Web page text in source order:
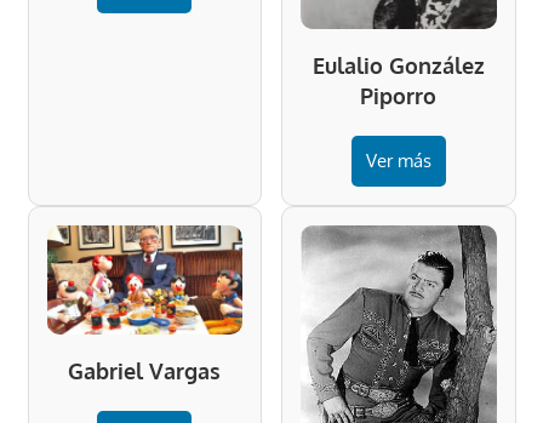
Eulalio González
Piporro
Ver más
Gabriel Vargas